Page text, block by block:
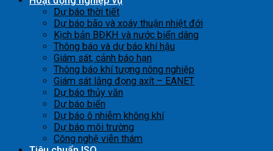
Dự báo thời tiết
Dự báo bão và xoáy thuận nhiệt đới
Kịch bản BĐKH và nước biển dâng
Thông báo và dự báo khí hậu
Giám sát, cảnh báo hạn
Thông báo khí tượng nông nghiệp
Giám sát lắng đọng axít – EANET
Dự báo thủy văn
Dự báo biển
Dự báo ô nhiễm không khí
Dự báo môi trường
Công nghệ viễn thám